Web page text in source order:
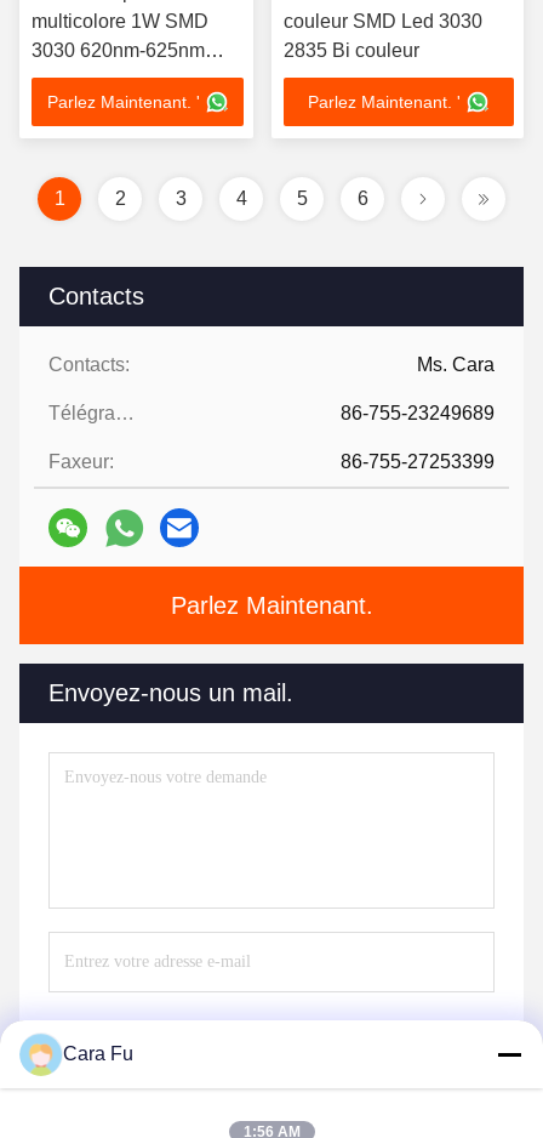
Contacts
Contacts: Ms. Cara
Télégramme: 86-755-23249689
Faxeur: 86-755-27253399
Parlez Maintenant.
Envoyez-nous un mail.
multicolore 1W SMD
3030 620nm-625nm
590nm-595nm
Parlez Maintenant. '
couleur SMD Led 3030
2835 Bi couleur
Parlez Maintenant. '
1 2 3 4 5 6
Cara Fu
1:56 AM